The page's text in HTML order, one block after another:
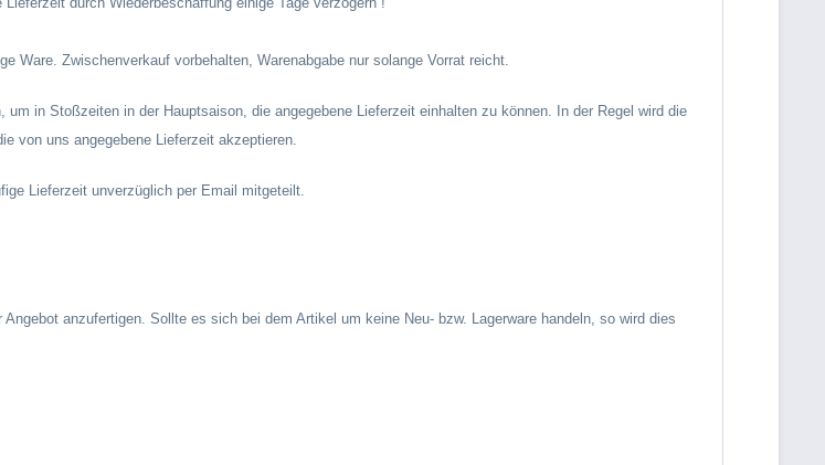
Ware. Zwischenverkauf vorbehalten, Warenabgabe nur solange Vorrat reicht.
in Stoßzeiten in der Hauptsaison, die angegebene Lieferzeit einhalten zu können. In der Regel wird die
von uns angegebene Lieferzeit akzeptieren.
Lieferzeit unverzüglich per Email mitgeteilt.
anzufertigen. Sollte es sich bei dem Artikel um keine Neu- bzw. Lagerware handeln, so wird dies